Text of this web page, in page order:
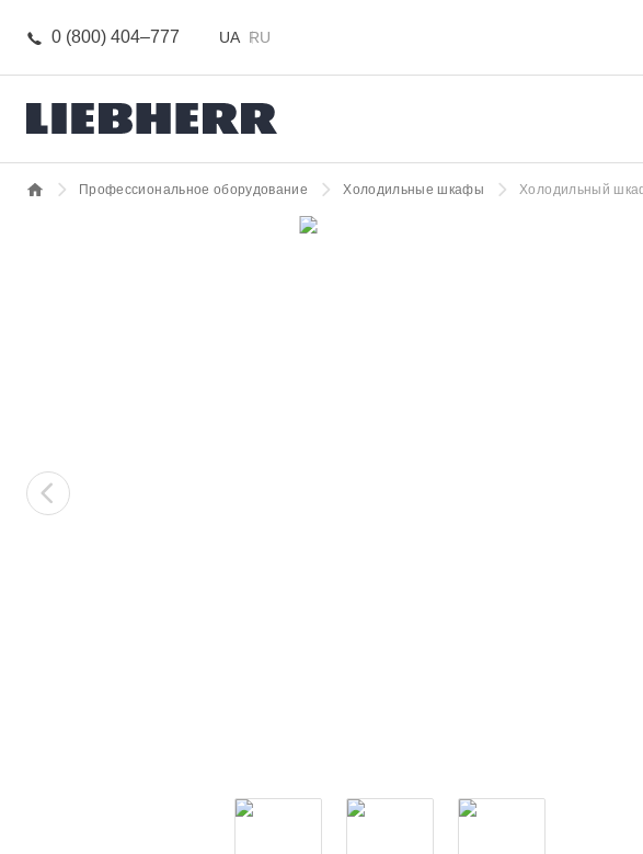
0 (800) 404–777 UA RU
Профессиональное оборудование Холодильные шкафы Холодильный